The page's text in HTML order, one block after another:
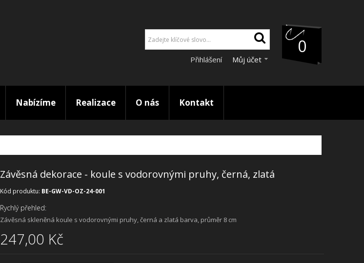
0
Přihlášení Můj účet
Nabízíme Realizace O nás Kontakt
Závěsná dekorace - koule s vodorovnými pruhy, černá, zlatá
Kód produktu: BE-GW-VD-OZ-24-001
Rychlý přehled:
Závěsná skleněná koule s vodorovnými pruhy, černá a zlatá barva, průměr 8 cm
247,00 Kč